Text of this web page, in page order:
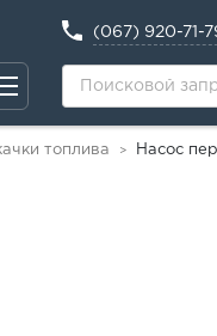
(067) 920-71-
топлива > Насос